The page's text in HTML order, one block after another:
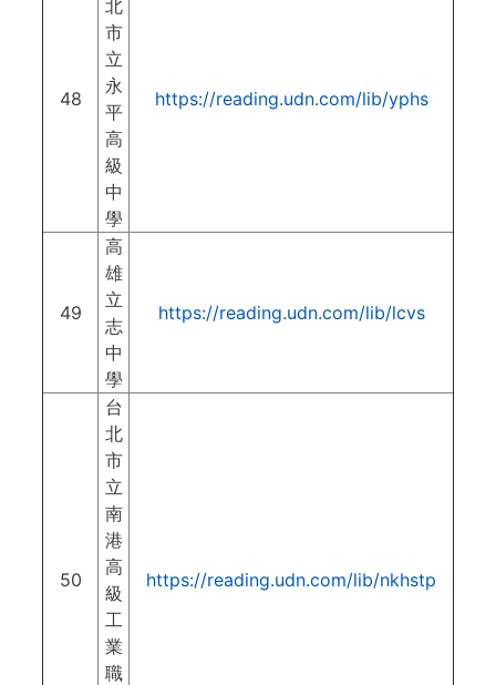
48
北
市
立
永
平
高
級
中
學
https://reading.udn.com/lib/yphs
49
高
雄
立
志
中
學
https://reading.udn.com/lib/lcvs
50
台
北
市
立
南
港
高
級
工
業
職
https://reading.udn.com/lib/nkhstp